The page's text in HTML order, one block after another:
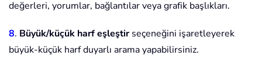
değerleri, yorumlar, bağlantılar veya grafik başlıkları.
8. Büyük/küçük harf eşleştirseçeneğini işaretleyerek
büyük-küçük harf duyarlı arama yapabilirsiniz.